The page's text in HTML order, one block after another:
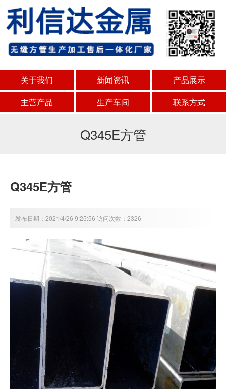
关于我们 新闻资讯
产品展示
主营产品
生产车间 联系方式
Q345E方管
Q345E方管
发布日期：2021/4/26 9:25:56 访问次数：2326